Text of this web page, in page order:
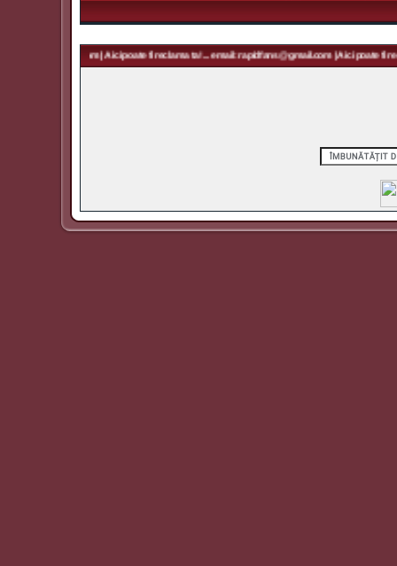
| Aici poate fi reclama ta! ... email: rapidfans@gmail.com | Aici poate fi